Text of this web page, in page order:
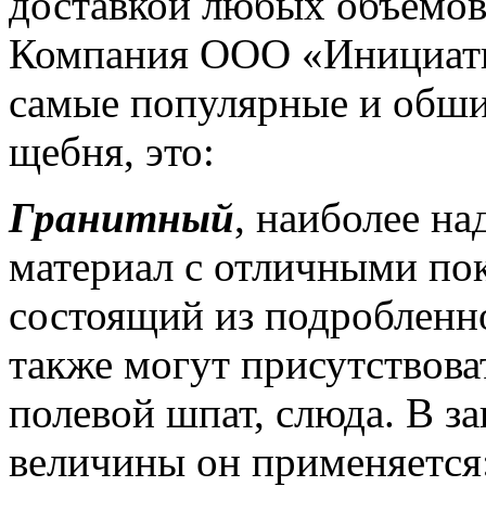
Компания ООО
самые популярные и
щебня, это:
Гранитный, наиболее
материал с отличными
состоящий из
также могут
полевой шпат, слюда. В
величины он